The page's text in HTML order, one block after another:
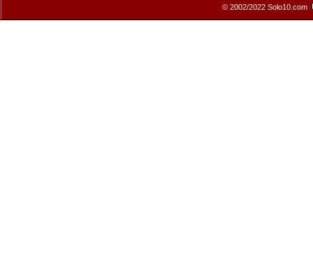
© 2002/2022 Solo10.com